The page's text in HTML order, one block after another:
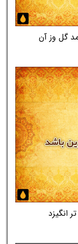
آمد گل وز آن
تر انگیزد